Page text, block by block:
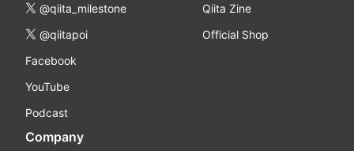
@qiita_milestone
@qiitapoi
Facebook
YouTube
Podcast
Qiita Zine
Official Shop
Company